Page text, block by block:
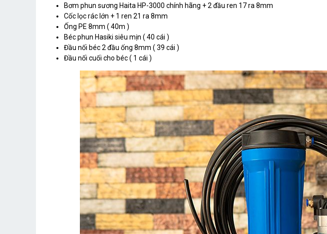
Bơm phun sương Haita HP-3000 chính hãng + 2 đầu ren 17 ra 8mm
Cốc lọc rác lớn + 1 ren 21 ra 8mm
Ống PE 8mm ( 40m )
Béc phun Hasiki siêu mịn ( 40 cái )
Đầu nối béc 2 đầu ống 8mm ( 39 cái )
Đầu nối cuối cho béc ( 1 cái )